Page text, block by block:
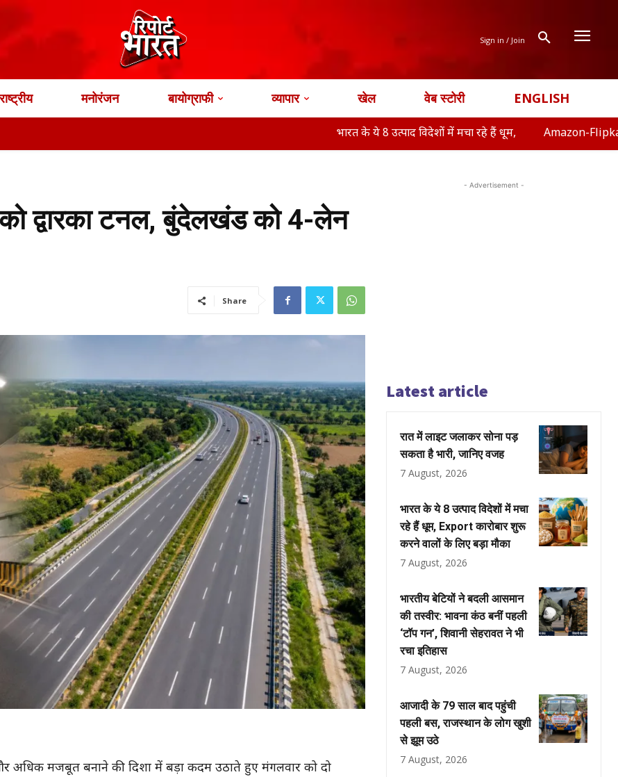
Sign in / Join
मनोरंजन बायोग्राफी व्यापार खेल वेब स्टोरी ENGLISH
भारत के ये 8 उत्पाद विदेशों में मचा रहे हैं धूम, Amazon-Flipkart Freedom
को द्वारका टनल, बुंदेलखंड को 4-लेन
Share
अधिक मजबूत बनाने की दिशा में बड़ा कदम उठाते हुए मंगलवार को दो
- Advertisement -
Latest article
रात में लाइट जलाकर सोना पड़
सकता है भारी, जानिए वजह
7 August, 2026
भारत के ये 8 उत्पाद विदेशों में मचा
रहे हैं धूम, Export कारोबार शुरू
करने वालों के लिए बड़ा मौका
7 August, 2026
भारतीय बेटियों ने बदली आसमान
की तस्वीर: भावना कंठ बनीं पहली
‘टॉप गन’, शिवानी सेहरावत ने भी
रचा इतिहास
7 August, 2026
आजादी के 79 साल बाद पहुंची
पहली बस, राजस्थान के लोग खुशी
से झूम उठे
7 August, 2026